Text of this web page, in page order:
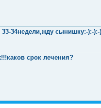
34недели,жду сынишку:-):-):-
срок лечения?